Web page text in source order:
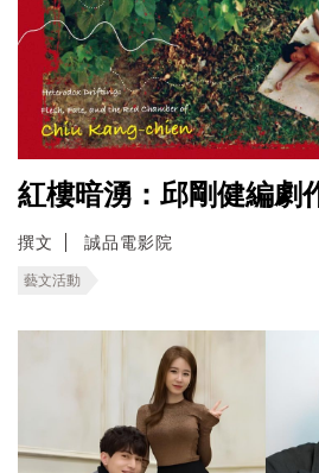
紅樓暗湧：邱剛健編劇
撰文 誠品電影院
藝文活動